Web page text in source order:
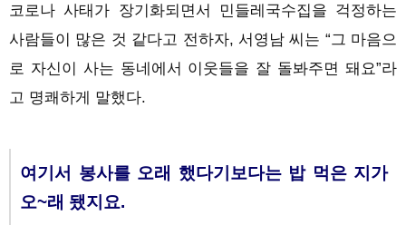
코로나 사태가 장기화되면서 민들레국수집을 걱정하는
사람들이 많은 것 같다고 전하자, 서영남 씨는 “그 마음으
로 자신이 사는 동네에서 이웃들을 잘 돌봐주면 돼요”라
고 명쾌하게 말했다.
여기서 봉사를 오래 했다기보다는 밥 먹은 지가
오~래 됐지요.